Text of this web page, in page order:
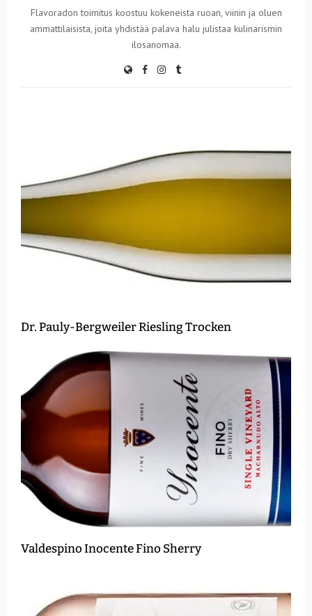
Flavoradon toimitus koostuu kokeneista ruoan, viinin ja oluen
ammattilaisista, joita yhdistää palava halu julistaa kulinarismin
ilosanomaa.
Dr. Pauly-Bergweiler Riesling Trocken
Valdespino Inocente Fino Sherry